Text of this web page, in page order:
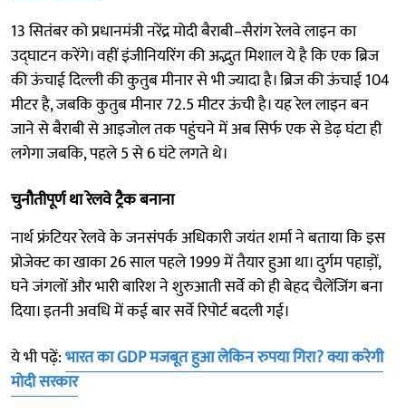
13 सितंबर को प्रधानमंत्री नरेंद्र मोदी बैराबी–सैरांग रेलवे लाइन का
उद्घाटन करेंगे। वहीं इंजीनियरिंग की अद्भुत मिशाल ये है कि एक ब्रिज
की ऊंचाई दिल्ली की कुतुब मीनार से भी ज्यादा है। ब्रिज की ऊंचाई 104
मीटर है, जबकि कुतुब मीनार 72.5 मीटर ऊंची है। यह रेल लाइन बन
जाने से बैराबी से आइजोल तक पहुंचने में अब सिर्फ एक से डेढ़ घंटा ही
लगेगा जबकि, पहले 5 से 6 घंटे लगते थे।
चुनौतीपूर्ण था रेलवे ट्रैक बनाना
नार्थ फ्रंटियर रेलवे के जनसंपर्क अधिकारी जयंत शर्मा ने बताया कि इस
प्रोजेक्ट का खाका 26 साल पहले 1999 में तैयार हुआ था। दुर्गम पहाड़ों,
घने जंगलों और भारी बारिश ने शुरुआती सर्वे को ही बेहद चैलेंजिंग बना
दिया। इतनी अवधि में कई बार सर्वे रिपोर्ट बदली गई।
ये भी पढ़ें:भारत का GDP मजबूत हुआ लेकिन रुपया गिरा? क्या करेगी
मोदी सरकार